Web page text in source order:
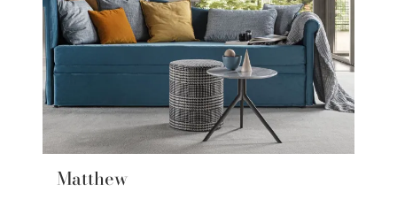
Matthew